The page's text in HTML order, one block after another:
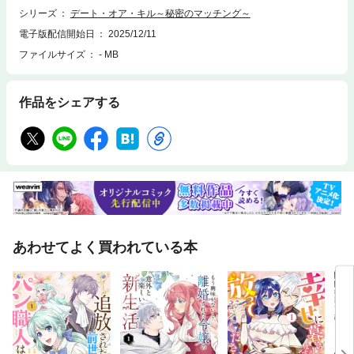
シリーズ
デート・オア・キル～秘密のマッチング～
電子版配信開始日
2025/12/11
ファイルサイズ
- MB
作品をシェアする
あわせてよく買われている本